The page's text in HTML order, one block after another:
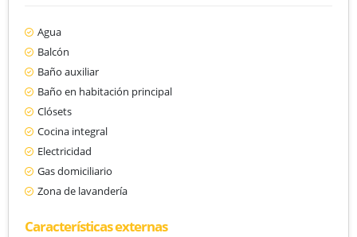
Agua
Balcón
Baño auxiliar
Baño en habitación principal
Clósets
Cocina integral
Electricidad
Gas domiciliario
Zona de lavandería
Características externas